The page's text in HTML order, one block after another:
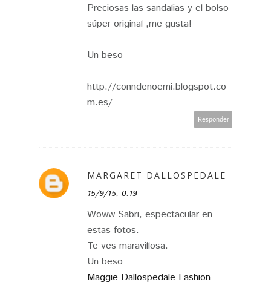
Preciosas las sandalias y el bolso
súper original ,me gusta!
Un beso
http://conndenoemi.blogspot.co
m.es/
Responder
MARGARET DALLOSPEDALE
15/9/15, 0:19
Woww Sabri, espectacular en
estas fotos.
Te ves maravillosa.
Un beso
Maggie Dallospedale Fashion